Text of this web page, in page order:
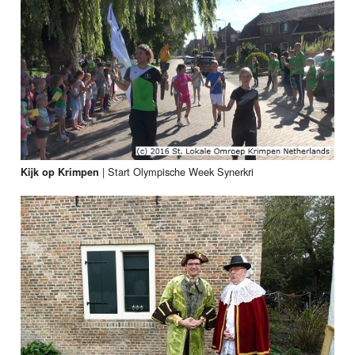
Kijk op Krimpen |Start Olympische Week Synerkri